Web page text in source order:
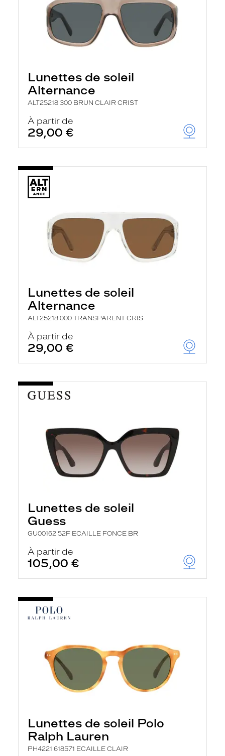
Lunettes de soleil
Alternance
ALT25218 300 BRUN CLAIR CRIST
À partir de
29,00 €
Lunettes de soleil
Alternance
ALT25218 000 TRANSPARENT CRIS
À partir de
29,00 €
Lunettes de soleil
Guess
GU00162 52F ECAILLE FONCE BR
À partir de
105,00 €
Lunettes de soleil Polo
Ralph Lauren
PH4221 618571 ECAILLE CLAIR